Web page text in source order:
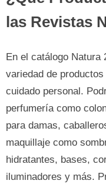
las Revistas
En el catálogo Natura
variedad de
cuidado personal.
perfumería como
para damas,
maquillaje como
hidratantes, bases,
iluminadores y más.